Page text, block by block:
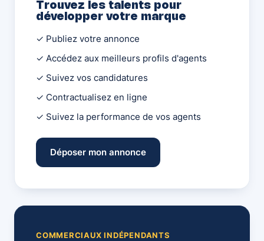
Trouvez les talents pour
développer votre marque
✓ Publiez votre annonce
✓ Accédez aux meilleurs profils d'agents
✓ Suivez vos candidatures
✓ Contractualisez en ligne
✓ Suivez la performance de vos agents
Déposer mon annonce
COMMERCIAUX INDÉPENDANTS